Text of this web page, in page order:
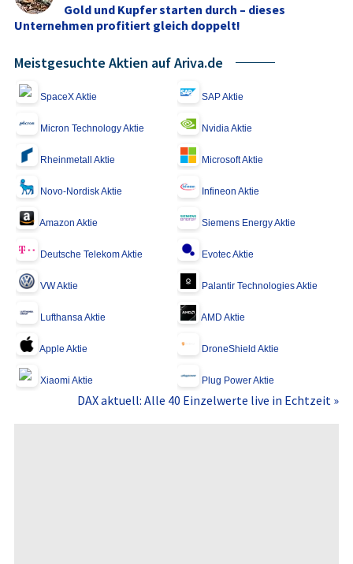
Gold und Kupfer starten durch – dieses
Unternehmen profitiert gleich doppelt!
Meistgesuchte Aktien auf Ariva.de
SpaceX Aktie SAP Aktie
Micron Technology Aktie Nvidia Aktie
Rheinmetall Aktie Microsoft Aktie
Novo-Nordisk Aktie Infineon Aktie
Amazon Aktie Siemens Energy Aktie
Deutsche Telekom Aktie Evotec Aktie
VW Aktie Palantir Technologies Aktie
Lufthansa Aktie AMD Aktie
Apple Aktie DroneShield Aktie
Xiaomi Aktie Plug Power Aktie
DAX aktuell: Alle 40 Einzelwerte live in Echtzeit »